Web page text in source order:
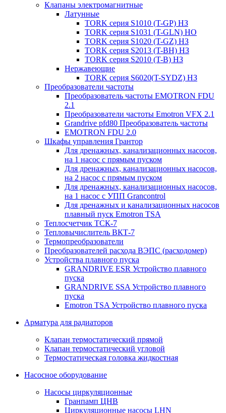
Клапаны электромагнитные
Латунные
TORK серия S1010 (T-GP) НЗ
TORK серия S1031 (T-GLN) НО
TORK серия S1020 (T-GZ) НЗ
TORK серия S2013 (T-BH) НЗ
TORK серия S2010 (T-B) НЗ
Нержавеющие
TORK серия S6020(T-SYDZ) НЗ
Преобразователи частоты
Преобразователь частоты EMOTRON FDU
2.1
Преобразователи частоты Emotron VFX 2.1
Grandrive pfd80 Преобразователь частоты
EMOTRON FDU 2.0
Шкафы управления Грантор
Для дренажных, канализационных насосов,
на 1 насос с прямым пуском
Для дренажных, канализационных насосов,
на 2 насос с прямым пуском
Для дренажных, канализационных насосов,
на 1 насос с УПП Grancontrol
Для дренажных и канализационных насосов
плавный пуск Emotron TSA
Теплосчетчик ТСК-7
Тепловычислитель ВКТ-7
Термопреобразователи
Преобразователей расхода ВЭПС (расходомер)
Устройства плавного пуска
GRANDRIVE ESR Устройство плавного
пуска
GRANDRIVE SSA Устройство плавного
пуска
Emotron TSA Устройство плавного пуска
Арматура для радиаторов
Клапан термостатический прямой
Клапан термостатический угловой
Термостатическая головка жидкостная
Насосное оборудование
Насосы циркуляционные
Гранпамп ЦНВ
Циркуляционные насосы LHN